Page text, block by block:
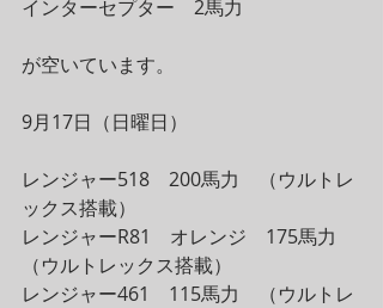
インターセプター　2馬力
が空いています。
9月17日（日曜日）
レンジャー518　200馬力　（ウルトレ
ックス搭載）
レンジャーR81　オレンジ　175馬力
（ウルトレックス搭載）
レンジャー461　115馬力　（ウルトレ